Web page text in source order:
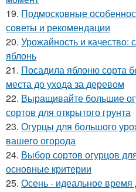
19. Подмосковные
советы и рекомендации
20. Урожайность и
яблонь
21. Посадила яблоню сорта
места до ухода за деревом
22. Выращивайте большие
сортов для открытого грунта
23. Огурцы для большого
вашего огорода
24. Выбор сортов огурцов
основные критерии
25. Осень - идеальное